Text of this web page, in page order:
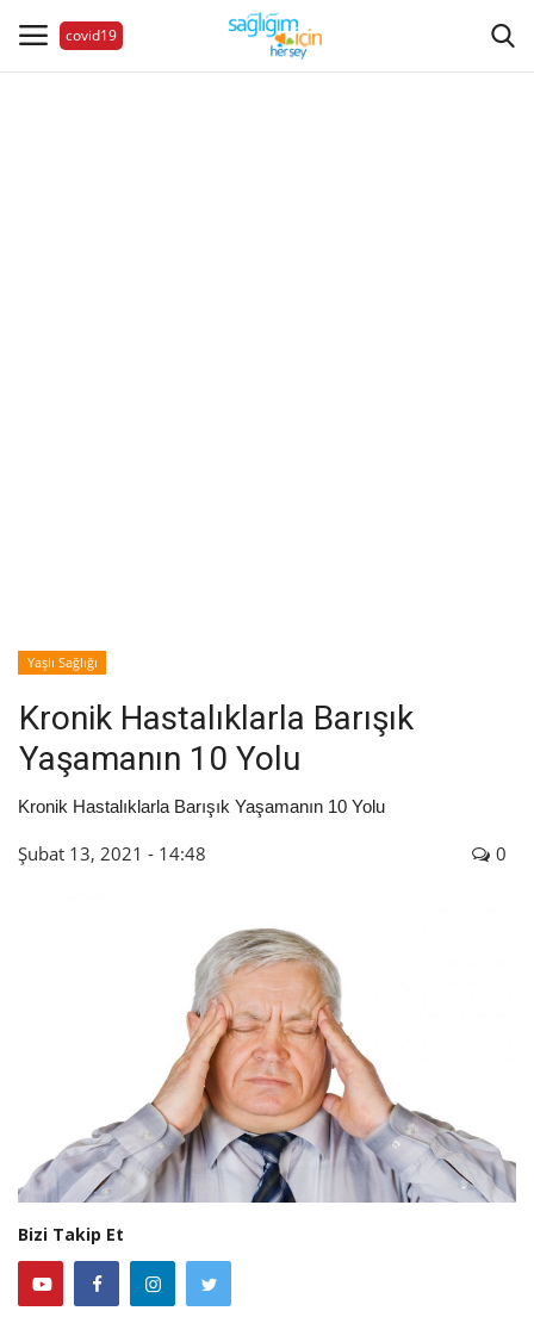
covid19
Tanı-Tedavi
Yaşlı Sağlığı
Kronik Hastalıklarla Barışık
Yaşamanın 10 Yolu
Kronik Hastalıklarla Barışık Yaşamanın 10 Yolu
Şubat 13, 2021 - 14:48 0
Bizi Takip Et